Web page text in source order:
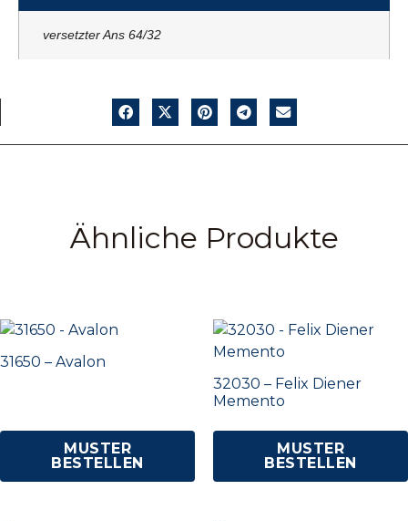
versetzter Ans 64/32
Ähnliche Produkte
31650 – Avalon
MUSTER
BESTELLEN
32030 – Felix Diener
Memento
MUSTER
BESTELLEN